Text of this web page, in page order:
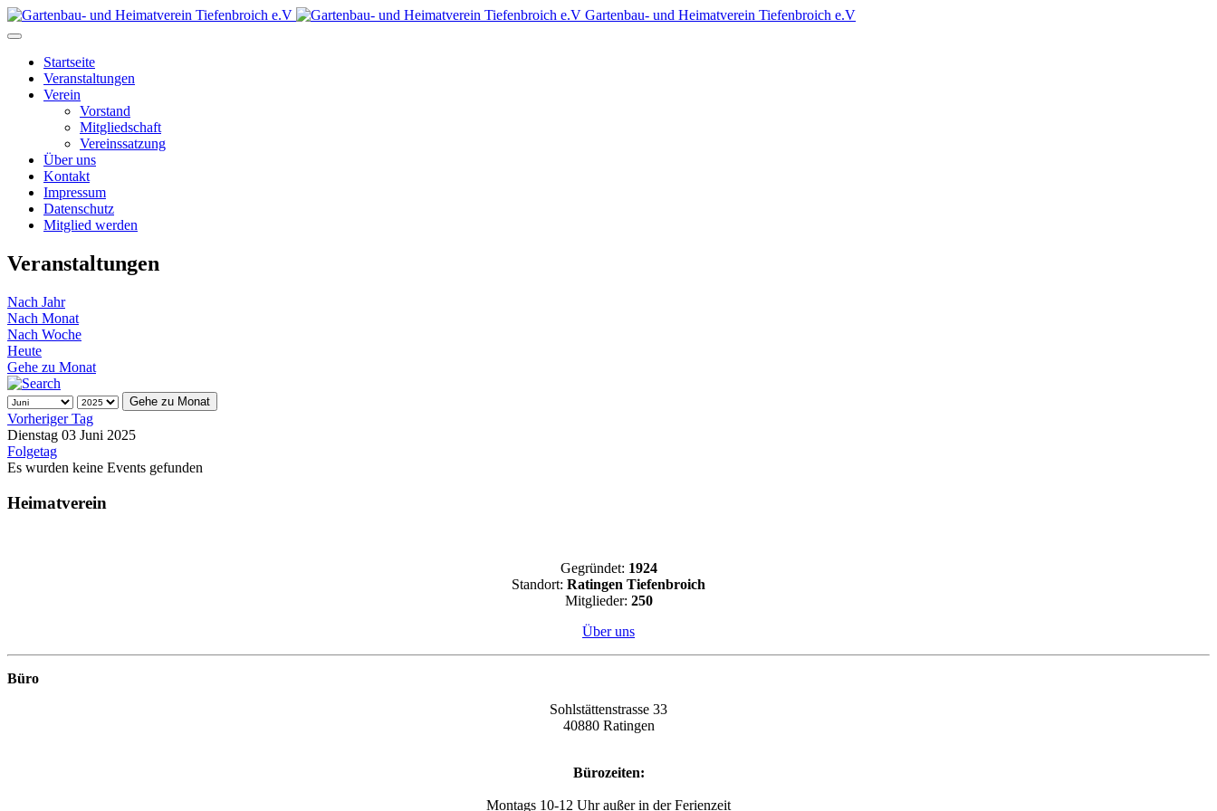
Gartenbau- und Heimatverein Tiefenbroich e.V
Startseite
Veranstaltungen
Verein
Vorstand
Mitgliedschaft
Vereinssatzung
Über uns
Kontakt
Impressum
Datenschutz
Mitglied werden
Veranstaltungen
Nach Jahr
Nach Monat
Nach Woche
Heute
Gehe zu Monat
Gehe zu Monat
Vorheriger Tag
Dienstag 03 Juni 2025
Folgetag
Es wurden keine Events gefunden
Heimatverein
Gegründet: 1924
Standort: Ratingen Tiefenbroich
Mitglieder: 250
Über uns
Büro
Sohlstättenstrasse 33
40880 Ratingen
Bürozeiten:
Montags 10-12 Uhr außer in der Ferienzeit